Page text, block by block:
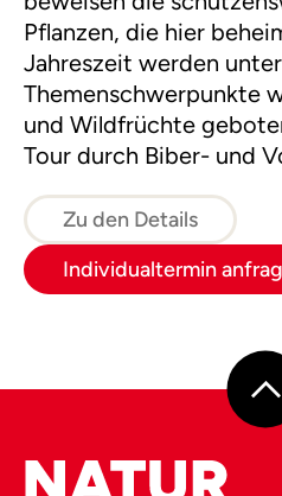
Pflanzen, die hier
Jahreszeit werden
Themenschwerpunkte
und Wildfrüchte
Tour durch Biber- und
Zu den Details
Individualtermin